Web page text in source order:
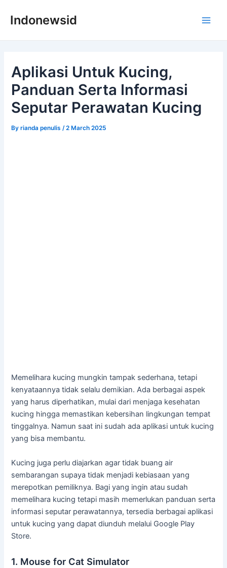
Indonewsid
Aplikasi Untuk Kucing,
Panduan Serta Informasi
Seputar Perawatan Kucing
Byrianda penulis /2 March 2025
Memelihara kucing mungkin tampak sederhana, tetapi
kenyataannya tidak selalu demikian. Ada berbagai aspek
yang harus diperhatikan, mulai dari menjaga kesehatan
kucing hingga memastikan kebersihan lingkungan tempat
tinggalnya. Namun saat ini sudah ada aplikasi untuk kucing
yang bisa membantu.
Kucing juga perlu diajarkan agar tidak buang air
sembarangan supaya tidak menjadi kebiasaan yang
merepotkan pemiliknya. Bagi yang ingin atau sudah
memelihara kucing tetapi masih memerlukan panduan serta
informasi seputar perawatannya, tersedia berbagai aplikasi
untuk kucing yang dapat diunduh melalui Google Play
Store.
1. Mouse for Cat Simulator